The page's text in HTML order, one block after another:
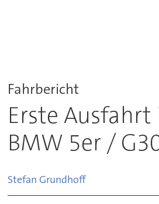
Fahrbericht
Erste
BMW 5er /
Stefan Grundhoff